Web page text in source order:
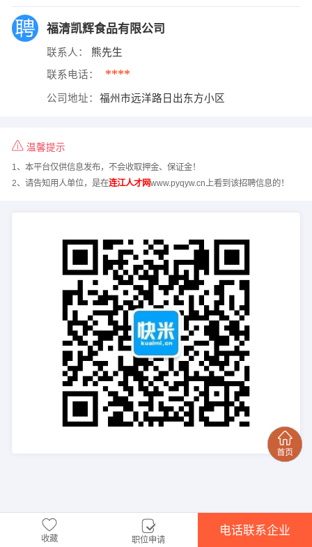
福清凯辉食品有限公司
联系人： 熊先生
联系电话： ****
公司地址： 福州市远洋路日出东方小区
温馨提示
1、本平台仅供信息发布，不会收取押金、保证金！
2、请告知用人单位，是在连江人才网www.pyqyw.cn上看到该招聘信息的！
收藏 职位申请
电话联系企业